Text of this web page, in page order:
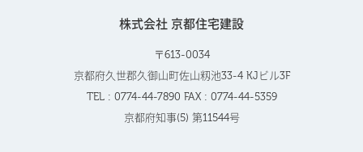
株式会社 京都住宅建設
〒613-0034
京都府久世郡久御山町佐山籾池33-4 KJビル3F
TEL : 0774-44-7890 FAX : 0774-44-5359
京都府知事(5) 第11544号